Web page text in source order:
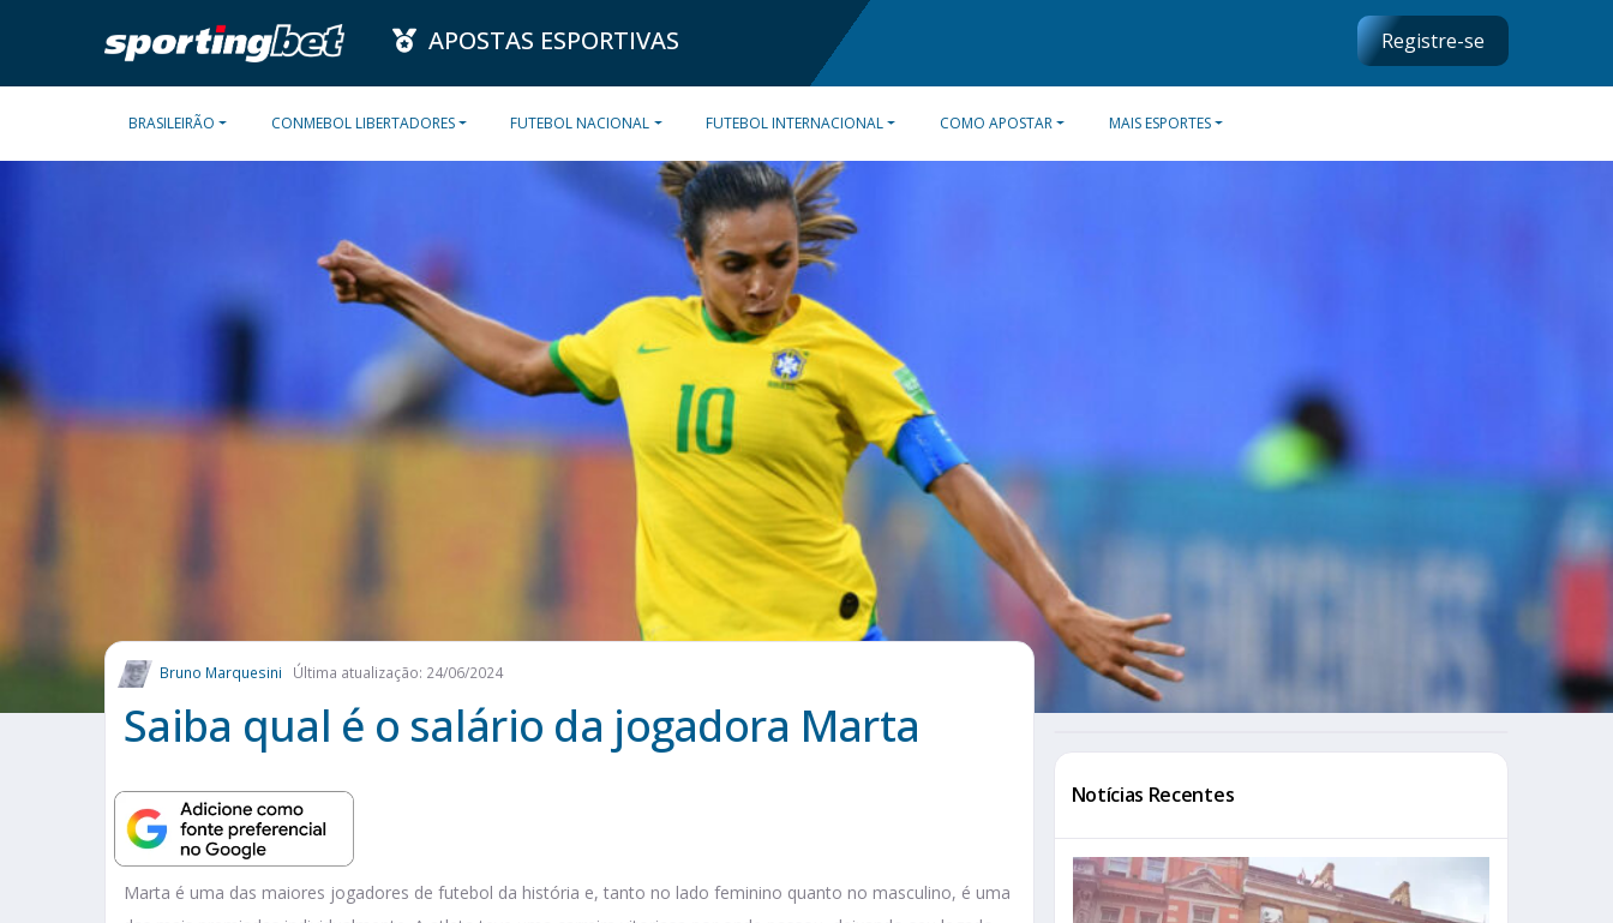
APOSTAS ESPORTIVAS Registre-se
BRASILEIRÃO CONMEBOL LIBERTADORES FUTEBOL NACIONAL FUTEBOL INTERNACIONAL COMO APOSTAR MAIS ESPORTES
Bruno Marquesini Última atualização: 24/06/2024
Saiba qual é o salário da jogadora Marta
Marta é uma das maiores jogadores de futebol da história e, tanto no lado feminino quanto no masculino, é uma
Notícias Recentes